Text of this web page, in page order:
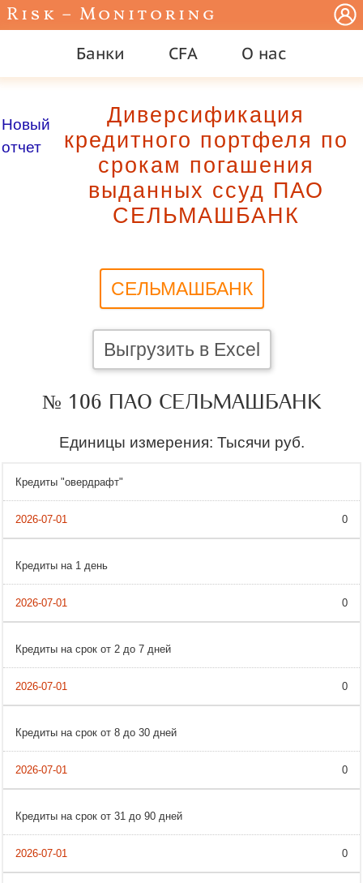
Risk – Monitoring
Банки CFA О нас
Новый
отчет
Диверсификация
кредитного портфеля по
срокам погашения
выданных ссуд ПАО
СЕЛЬМАШБАНК
СЕЛЬМАШБАНК
Выгрузить в Excel
№ 106 ПАО СЕЛЬМАШБАНК
Единицы измерения: Тысячи руб.
Кредиты "овердрафт"
0
Кредиты на 1 день
0
Кредиты на срок от 2 до 7 дней
0
Кредиты на срок от 8 до 30 дней
0
Кредиты на срок от 31 до 90 дней
0